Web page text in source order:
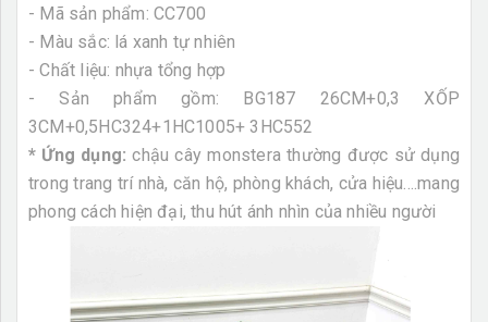
- Mã sản phẩm: CC700
- Màu sắc: lá xanh tự nhiên
- Chất liệu: nhựa tổng hợp
- Sản phẩm gồm: BG187 26CM+0,3 XỐP
3CM+0,5HC324+1HC1005+ 3HC552
* Ứng dụng: chậu cây monstera thường được sử dụng
trong trang trí nhà, căn hộ, phòng khách, cửa hiệu....mang
phong cách hiện đại, thu hút ánh nhìn của nhiều người